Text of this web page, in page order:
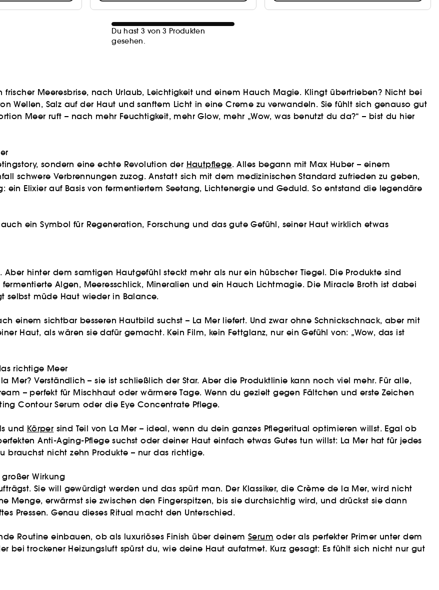
Du hast 3 von 3 Produkten
gesehen.
Meeresbrise, nach Urlaub, Leichtigkeit und einem Hauch Magie. Klingt übertrieben? Nicht bei
Wellen, Salz auf der Haut und sanftem Licht in eine Creme zu verwandeln. Sie fühlt sich genauso gut
Meer ruft – nach mehr Feuchtigkeit, mehr Glow, mehr „Wow, was benutzt du da?“ – bist du hier
sondern eine echte Revolution der Hautpflege. Alles begann mit Max Huber – einem
schwere Verbrennungen zuzog. Anstatt sich mit dem medizinischen Standard zufrieden zu geben,
ein Elixier auf Basis von fermentiertem Seetang, Lichtenergie und Geduld. So entstand die legendäre
ein Symbol für Regeneration, Forschung und das gute Gefühl, seiner Haut wirklich etwas
hinter dem samtigen Hautgefühl steckt mehr als nur ein hübscher Tiegel. Die Produkte sind
Algen, Meeresschlick, Mineralien und ein Hauch Lichtmagie. Die Miracle Broth ist dabei
selbst müde Haut wieder in Balance.
einem sichtbar besseren Hautbild suchst – La Mer liefert. Und zwar ohne Schnickschnack, aber mit
Haut, als wären sie dafür gemacht. Kein Film, kein Fettglanz, nur ein Gefühl von: „Wow, das ist
richtige Meer
Mer? Verständlich – sie ist schließlich der Star. Aber die Produktlinie kann noch viel mehr. Für alle,
– perfekt für Mischhaut oder wärmere Tage. Wenn du gezielt gegen Fältchen und erste Zeichen
Contour Serum oder die Eye Concentrate Pflege.
und Körper sind Teil von La Mer – ideal, wenn du dein ganzes Pflegeritual optimieren willst. Egal ob
Anti-Aging-Pflege suchst oder deiner Haut einfach etwas Gutes tun willst: La Mer hat für jedes
brauchst nicht zehn Produkte – nur das richtige.
Wirkung
Sie will gewürdigt werden und das spürt man. Der Klassiker, die Crème de la Mer, wird nicht
Menge, erwärmst sie zwischen den Fingerspitzen, bis sie durchsichtig wird, und drückst sie dann
Pressen. Genau dieses Ritual macht den Unterschied.
Routine einbauen, ob als luxuriöses Finish über deinemSerum oder als perfekter Primer unter dem
bei trockener Heizungsluft spürst du, wie deine Haut aufatmet. Kurz gesagt: Es fühlt sich nicht nur gut